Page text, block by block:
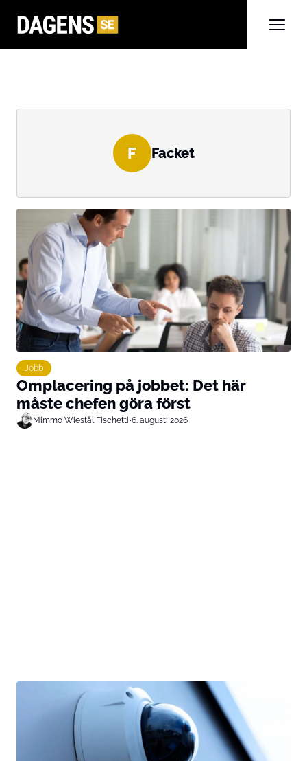
F Facket
Jobb
Omplacering på jobbet: Det här
måste chefen göra först
Mimmo Wiestål Fischetti•6. augusti 2026